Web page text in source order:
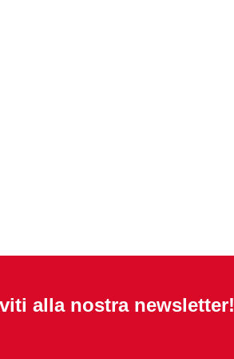
alla nostra newsletter!